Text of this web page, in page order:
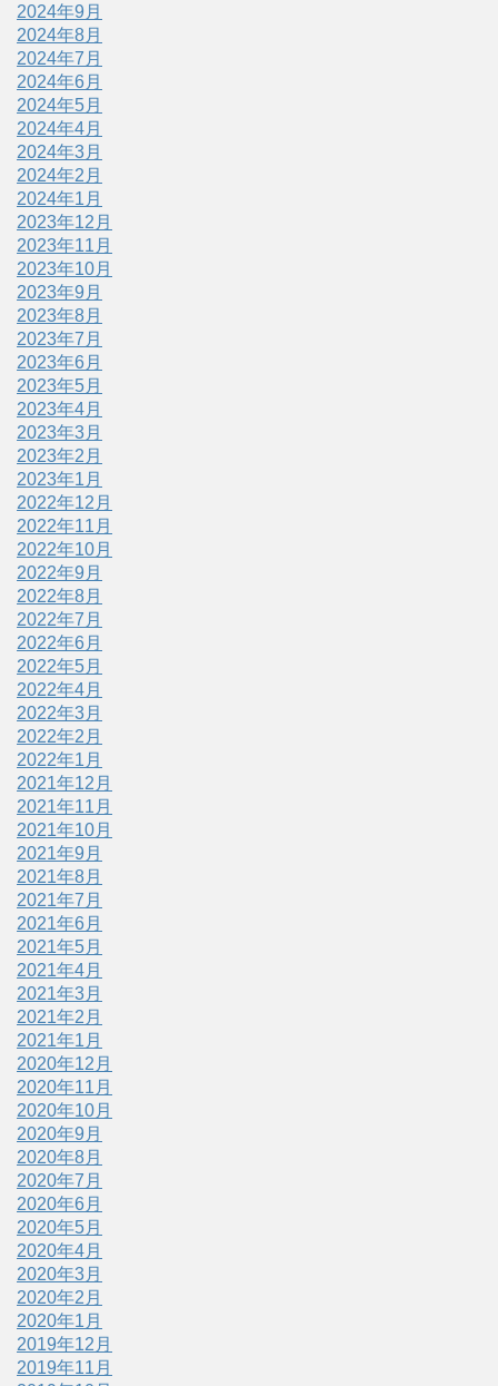
2024年9月
2024年8月
2024年7月
2024年6月
2024年5月
2024年4月
2024年3月
2024年2月
2024年1月
2023年12月
2023年11月
2023年10月
2023年9月
2023年8月
2023年7月
2023年6月
2023年5月
2023年4月
2023年3月
2023年2月
2023年1月
2022年12月
2022年11月
2022年10月
2022年9月
2022年8月
2022年7月
2022年6月
2022年5月
2022年4月
2022年3月
2022年2月
2022年1月
2021年12月
2021年11月
2021年10月
2021年9月
2021年8月
2021年7月
2021年6月
2021年5月
2021年4月
2021年3月
2021年2月
2021年1月
2020年12月
2020年11月
2020年10月
2020年9月
2020年8月
2020年7月
2020年6月
2020年5月
2020年4月
2020年3月
2020年2月
2020年1月
2019年12月
2019年11月